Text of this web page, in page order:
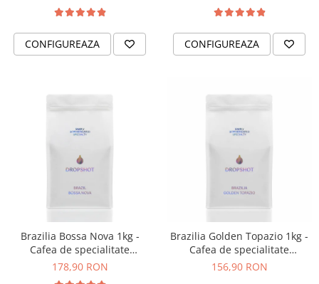
CONFIGUREAZA CONFIGUREAZA
Brazilia Bossa Nova 1kg -
Cafea de specialitate
DROPSHOT
178,90 RON
Brazilia Golden Topazio 1kg -
Cafea de specialitate
DROPSHOT
156,90 RON